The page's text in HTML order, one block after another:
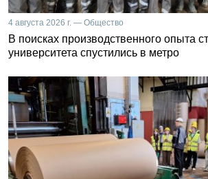
4 августа 2026 г. — Общество
В поисках производственного опыта
университета спустились в метро